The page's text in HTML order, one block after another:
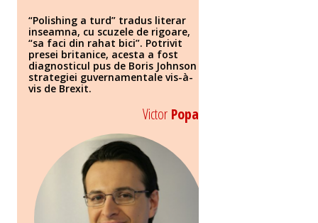
“Polishing a turd” tradus literar
inseamna, cu scuzele de rigoare,
“sa faci din rahat bici”. Potrivit
presei britanice, acesta a fost
diagnosticul pus de Boris Johnson
strategiei guvernamentale vis-à-
vis de Brexit.
Victor Popa